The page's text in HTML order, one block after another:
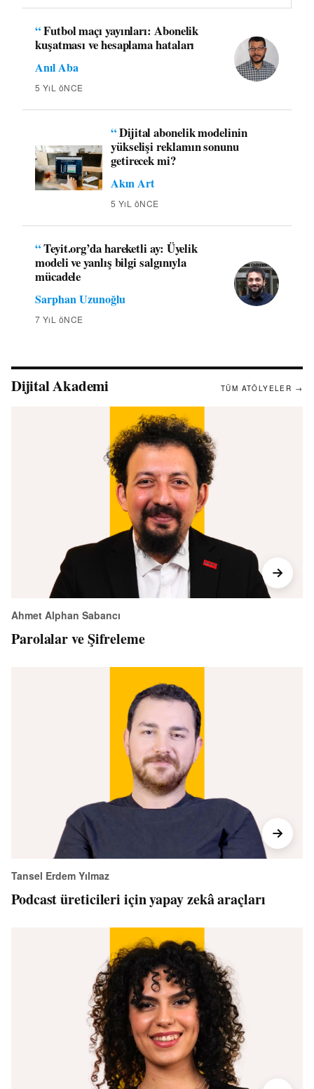
“Futbol maçı yayınları: Abonelik
kuşatması ve hesaplama hataları
Anıl Aba
5 YıL öNCE
“Dijital abonelik modelinin
yükselişi reklamın sonunu
getirecek mi?
Akın Art
5 YıL öNCE
“Teyit.org’da hareketli ay: Üyelik
modeli ve yanlış bilgi salgınıyla
mücadele
Sarphan Uzunoğlu
7 YıL öNCE
Dijital Akademi TÜM ATÖLYELER →
Ahmet Alphan Sabancı
Parolalar ve Şifreleme
Tansel Erdem Yılmaz
Podcast üreticileri için yapay zekâ araçları